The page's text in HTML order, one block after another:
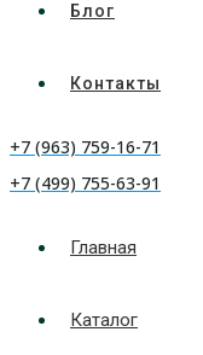
Блог
Контакты
+7 (963) 759-16-71
+7 (499) 755-63-91
Главная
Каталог